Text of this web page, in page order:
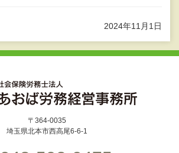
2024年11月1日
〒364-0035
埼玉県北本市西高尾6-6-1